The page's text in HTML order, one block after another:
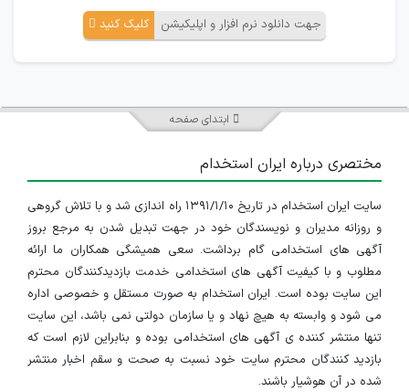
جهت دانلود نرم افزار و اپلیکیشن کلیک کنید
ابتدای صفحه
مختصری درباره ایران استخدام
سایت ایران استخدام در تاریخ ۱۳۹۱/۱/۱۰ راه اندازی شد و با تلاش گروهی
و روزانه مدیران و نویسندگان خود در جهت تبدیل شدن به مرجع بروز
آگهی های استخدامی گام برداشت. سعی همیشگی همکاران ما ارائه
مطلوب و با کیفیت آگهی های استخدامی خدمت بازدیدکنندگان محترم
این سایت بوده است. ایران استخدام به صورت مستقل و خصوصی اداره
می شود و وابسته به هیچ نهاد و یا سازمان دولتی نمی باشد، این سایت
تنها منتشر کننده ی آگهی های استخدامی بوده و بنابراین لازم است که
بازدید کنندگان محترم سایت خود نسبت به صحت و سقم اخبار منتشر
شده در آن هوشیار باشند.